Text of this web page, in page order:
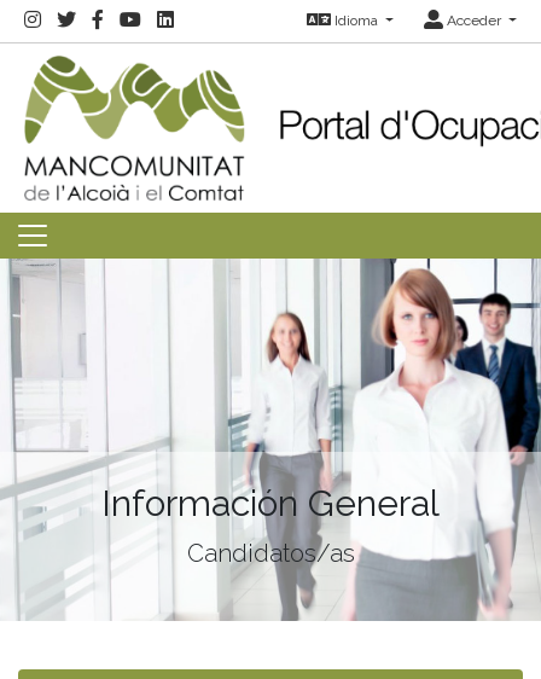
Idioma Acceder
Información General
Candidatos/as